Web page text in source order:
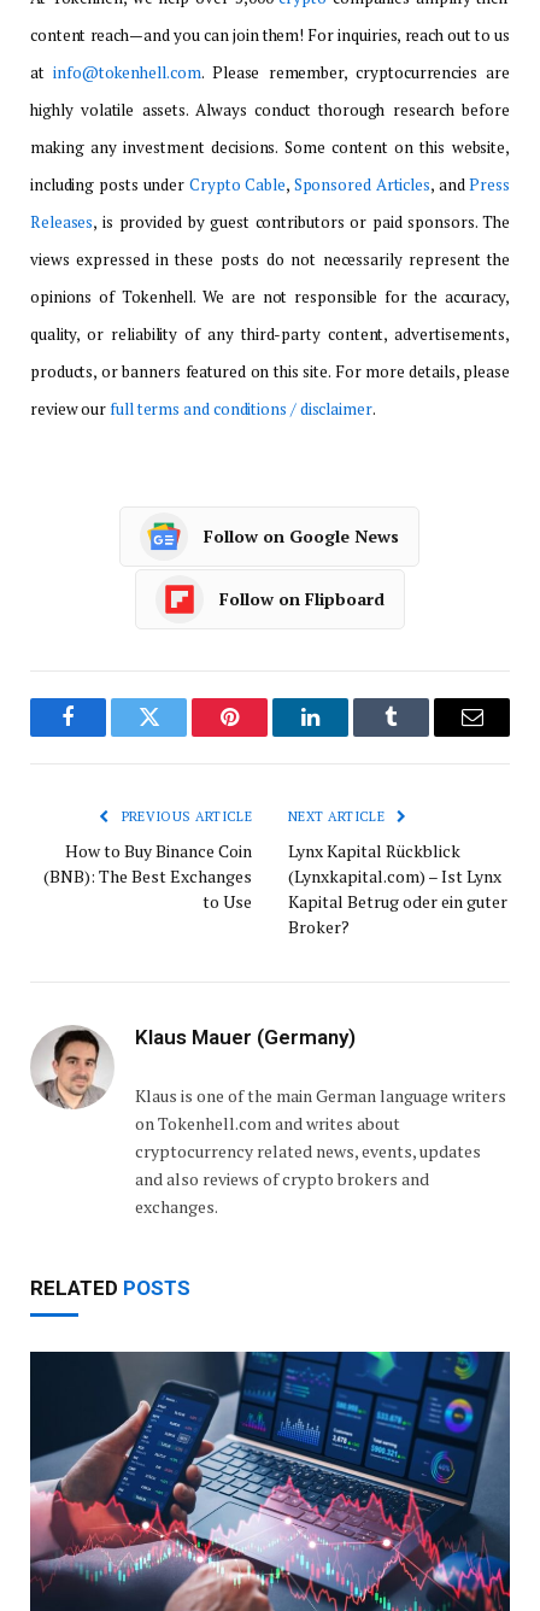
content reach—and you can join them! For inquiries, reach out to us
atinfo@tokenhell.com. Please remember, cryptocurrencies are
highly volatile assets. Always conduct thorough research before
making any investment decisions. Some content on this website,
including posts under Crypto Cable, Sponsored Articles, andPress
Releases, is provided by guest contributors or paid sponsors. The
views expressed in these posts do not necessarily represent the
opinions of Tokenhell. We are not responsible for the accuracy,
quality, or reliability of any third-party content, advertisements,
products, or banners featured on this site. For more details, please
review ourfull terms and conditions / disclaimer.
Follow on Google News
Follow on Flipboard
FacebookTwitter Pinterest LinkedInTumblr Email
PREVIOUS ARTICLE
How to Buy Binance Coin
(BNB): The Best Exchanges
to Use
NEXT ARTICLE
Lynx Kapital Rückblick
(Lynxkapital.com) – Ist Lynx
Kapital Betrug oder ein guter
Broker?
Klaus Mauer (Germany)
Klaus is one of the main German language writers
on Tokenhell.com and writes about
cryptocurrency related news, events, updates
and also reviews of crypto brokers and
exchanges.
RELATED POSTS